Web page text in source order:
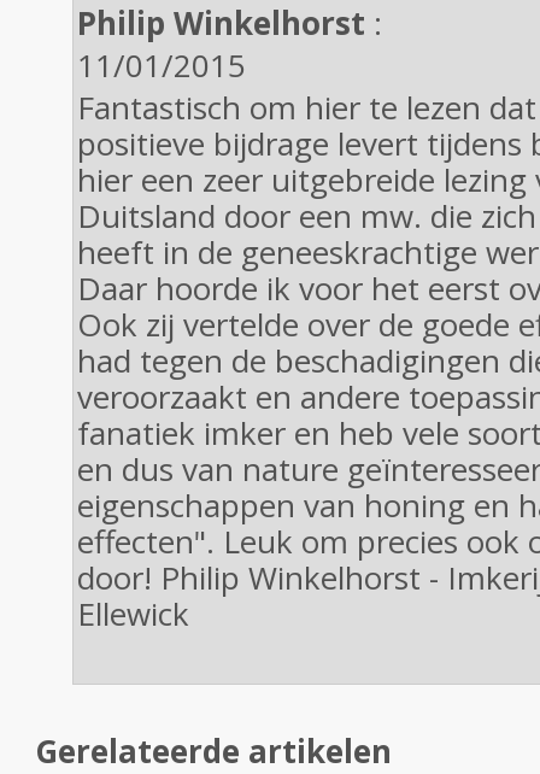
Philip Winkelhorst :
11/01/2015
Fantastisch om hier te lezen
positieve bijdrage levert tijdens
hier een zeer uitgebreide
Duitsland door een mw. die
heeft in de geneeskrachtige
Daar hoorde ik voor het eerst
Ook zij vertelde over de goede
had tegen de beschadigingen
veroorzaakt en andere
fanatiek imker en heb vele
en dus van nature
eigenschappen van honing en
effecten". Leuk om precies ook
door! Philip Winkelhorst -
Ellewick
Gerelateerde artikelen